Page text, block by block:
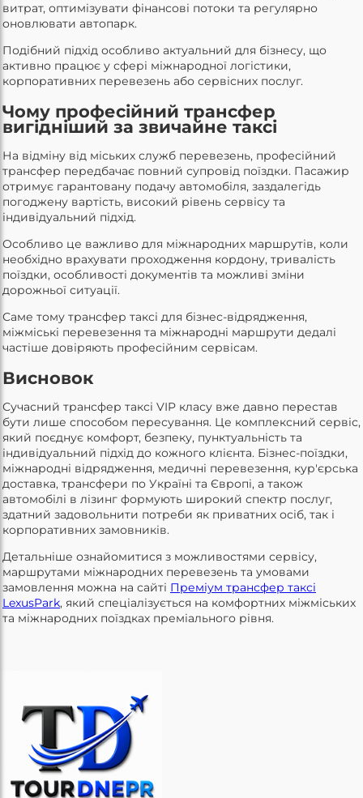
витрат, оптимізувати фінансові потоки та регулярно
оновлювати автопарк.
Подібний підхід особливо актуальний для бізнесу, що
активно працює у сфері міжнародної логістики,
корпоративних перевезень або сервісних послуг.
Чому професійний трансфер
вигідніший за звичайне таксі
На відміну від міських служб перевезень, професійний
трансфер передбачає повний супровід поїздки. Пасажир
отримує гарантовану подачу автомобіля, заздалегідь
погоджену вартість, високий рівень сервісу та
індивідуальний підхід.
Особливо це важливо для міжнародних маршрутів, коли
необхідно врахувати проходження кордону, тривалість
поїздки, особливості документів та можливі зміни
дорожньої ситуації.
Саме тому трансфер таксі для бізнес-відрядження,
міжміські перевезення та міжнародні маршрути дедалі
частіше довіряють професійним сервісам.
Висновок
Сучасний трансфер таксі VIP класу вже давно перестав
бути лише способом пересування. Це комплексний сервіс,
який поєднує комфорт, безпеку, пунктуальність та
індивідуальний підхід до кожного клієнта. Бізнес-поїздки,
міжнародні відрядження, медичні перевезення, кур'єрська
доставка, трансфери по Україні та Європі, а також
автомобілі в лізинг формують широкий спектр послуг,
здатний задовольнити потреби як приватних осіб, так і
корпоративних замовників.
Детальніше ознайомитися з можливостями сервісу,
маршрутами міжнародних перевезень та умовами
замовлення можна на сайті Преміум трансфер таксі
LexusPark, який спеціалізується на комфортних міжміських
та міжнародних поїздках преміального рівня.